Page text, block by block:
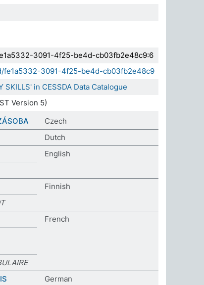
3091-4f25-be4d-cb03fb2e48c9:6
fe1a5332-3091-4f25-be4d-cb03fb2e48c9
SKILLS' in CESSDA Data Catalogue
Version 5)
Czech
Dutch
English
Finnish
French
German